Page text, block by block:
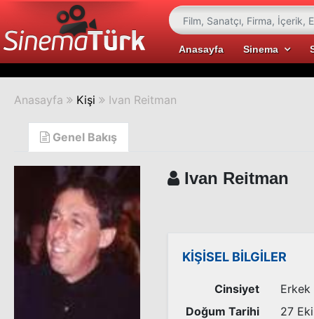
Anasayfa Sinema
Anasayfa Kişi Ivan Reitman
Genel Bakış
Ivan Reitman
KİŞİSEL BİLGİLER
Cinsiyet
Erkek
Doğum Tarihi
27